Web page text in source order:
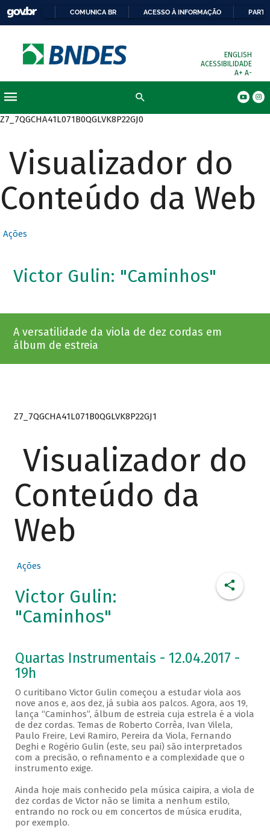
COMUNICA BR ACESSO À INFORMAÇÃO
ENGLISH
ACESSIBILIDADE
A+ A-
Z7_7QGCHA41L071B0QGLVK8P22GJ0
Visualizador do
Conteúdo da Web
Ações
Victor Gulin: "Caminhos"
A versatilidade da viola de dez cordas em
álbum de estreia
Z7_7QGCHA41L071B0QGLVK8P22GJ1
Visualizador do
Conteúdo da
Web
Ações
Victor Gulin:
"Caminhos"
Quartas Instrumentais - 12.04.2017 -
19h
O curitibano Victor Gulin começou a estudar viola aos
nove anos e, aos dez, já subia aos palcos. Agora, aos 19,
lança “Caminhos”, álbum de estreia cuja estrela é a viola
de dez cordas. Temas de Roberto Corrêa, Ivan Vilela,
Paulo Freire, Levi Ramiro, Pereira da Viola, Fernando
Deghi e Rogério Gulin (este, seu pai) são interpretados
com a precisão, o refinamento e a complexidade que o
instrumento exige.
Ainda hoje mais conhecido pela música caipira, a viola de
dez cordas de Victor não se limita a nenhum estilo,
entrando no rock ou em concertos de música erudita,
por exemplo.